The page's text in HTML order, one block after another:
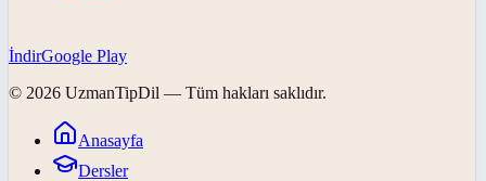
İndirGoogle Play
© 2026 UzmanTipDil — Tüm hakları saklıdır.
Anasayfa
Dersler